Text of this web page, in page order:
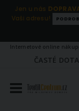
Jen u nás
Vaši adresu!
Internetové online
ČASTÉ